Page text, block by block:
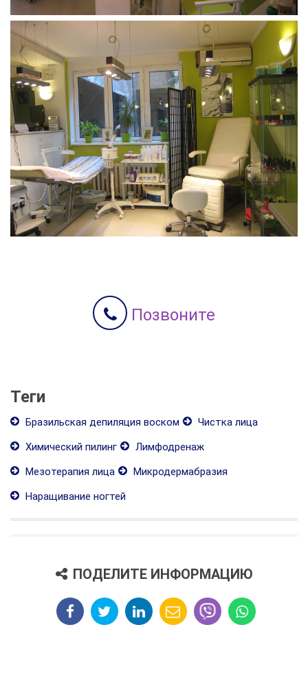
Позвоните
Теги
Бразильская депиляция воском
Чистка лица
Химический пилинг
Лимфодренаж
Мезотерапия лица
Микродермабразия
Наращивание ногтей
ПОДЕЛИТЕ ИНФОРМАЦИЮ